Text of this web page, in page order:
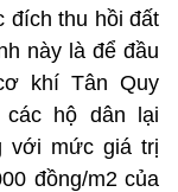
đích thu hồi đất
này là để đầu
khí Tân Quy
các hộ dân lại
với mức giá trị
đồng/m2 của